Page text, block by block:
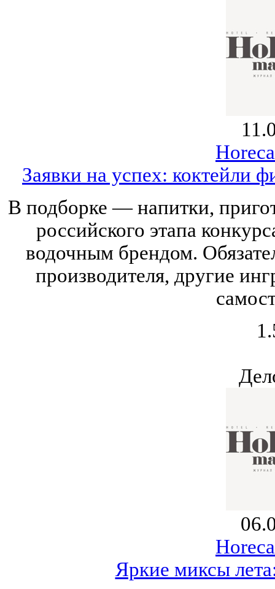
Заявки на успех: коктейли
В подборке — напитки,
российского этапа
водочным брендом.
производителя, другие
Яркие миксы